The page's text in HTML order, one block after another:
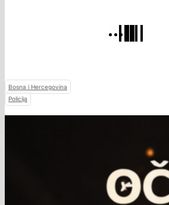
Bosna i Hercegovina
Policija